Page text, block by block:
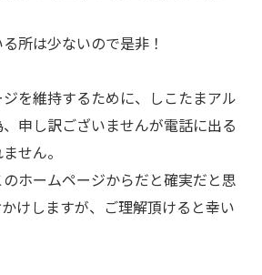
所は少ないので是非！
を維持するために、しこたまアル
申し訳ございませんが電話に出る
せん。
ホームページからだと確実だと思
けしますが、ご理解頂けると幸い